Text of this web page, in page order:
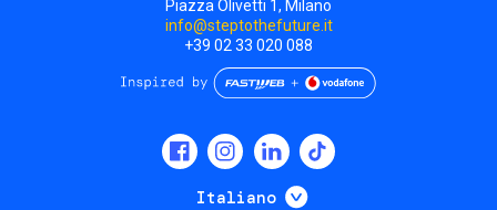
Piazza Olivetti 1, Milano
info@steptothefuture.it
+39 02 33 020 088
Italiano Mostra ulteriori